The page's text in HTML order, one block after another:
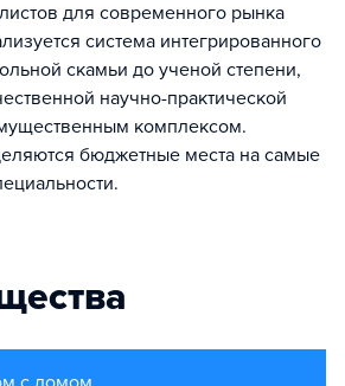
для современного рынка
система интегрированного
скамьи до ученой степени,
научно-практической
комплексом.
бюджетные места на самые